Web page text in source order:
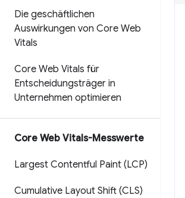
Die geschäftlichen
Auswirkungen von Core Web
Vitals
Core Web Vitals für
Entscheidungsträger in
Unternehmen optimieren
Core Web Vitals-Messwerte
Largest Contentful Paint (LCP)
Cumulative Layout Shift (CLS)